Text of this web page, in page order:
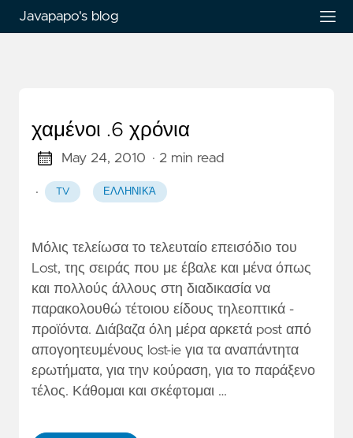
Javapapo's blog
χαμένοι .6 χρόνια
May 24, 2010 · 2 min read
· TV ΕΛΛΗΝΙΚΆ
Μόλις τελείωσα το τελευταίο επεισόδιο του
Lost, της σειράς που με έβαλε και μένα όπως
και πολλούς άλλους στη διαδικασία να
παρακολουθώ τέτοιου είδους τηλεοπτικά -
προϊόντα. Διάβαζα όλη μέρα αρκετά post από
απογοητευμένους lost-ie για τα αναπάντητα
ερωτήματα, για την κούραση, για το παράξενο
τέλος. Κάθομαι και σκέφτομαι …